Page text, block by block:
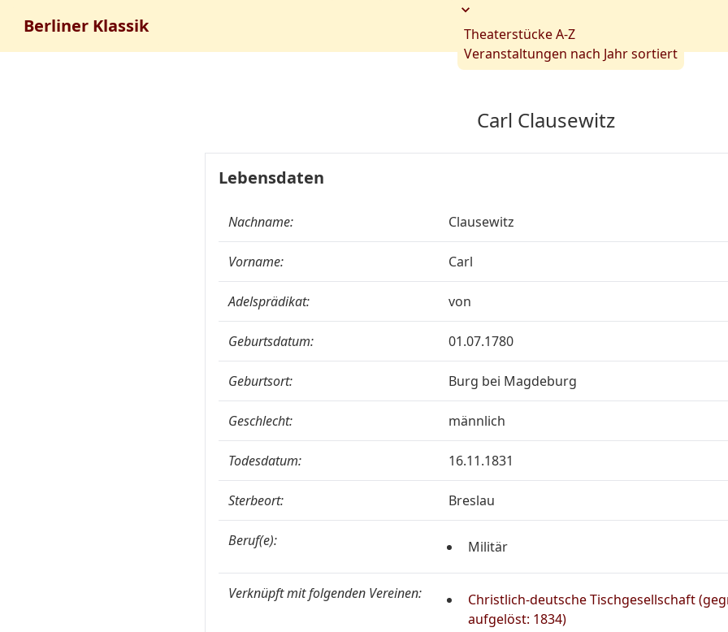
Berliner Klassik
Theaterstücke A-Z
Veranstaltungen nach Jahr sortiert
Carl Clausewitz
Lebensdaten
Nachname: Clausewitz
Vorname: Carl
Adelsprädikat: von
Geburtsdatum: 01.07.1780
Geburtsort: Burg bei Magdeburg
Geschlecht: männlich
Todesdatum: 16.11.1831
Sterbeort: Breslau
Beruf(e): Militär
Verknüpft mit folgenden Vereinen:
Christlich-deutsche Tischgesellschaft
aufgelöst: 1834)